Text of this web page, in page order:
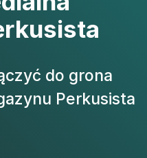
do grona
Perkusista